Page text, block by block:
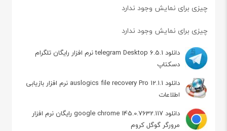
چیزی برای نمایش وجود ندارد
چیزی برای نمایش وجود ندارد
دانلود telegram Desktop 6.5.1 نرم افزار رایگان تلگرام
دسکتاپ
دانلود auslogics file recovery Pro 12.1.1 نرم افزار بازیابی
اطلاعات
دانلود google chrome 145.0.7632.117 رایگان نرم افزار
مرورگر گوگل کروم